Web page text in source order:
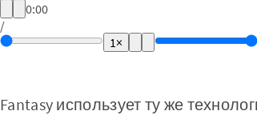
0:00
/
1×
Fantasy использует ту же